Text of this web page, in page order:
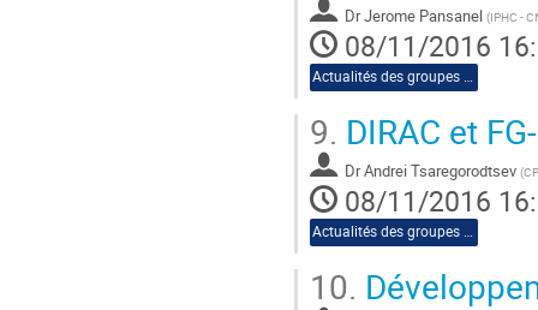
DrJerome Pansanel (IPHC -
08/11/2016
Actualités des groupes de travail
9. DIRAC et
DrAndrei Tsaregorodtsev (
08/11/2016
Actualités des groupes de travail
10.